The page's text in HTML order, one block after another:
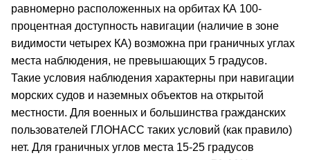
равномерно расположенных на орбитах КА 100-
процентная доступность навигации (наличие в зоне
видимости четырех КА) возможна при граничных углах
места наблюдения, не превышающих 5 градусов.
Такие условия наблюдения характерны при навигации
морских судов и наземных объектов на открытой
местности. Для военных и большинства гражданских
пользователей ГЛОНАСС таких условий (как правило)
нет. Для граничных углов места 15-25 градусов